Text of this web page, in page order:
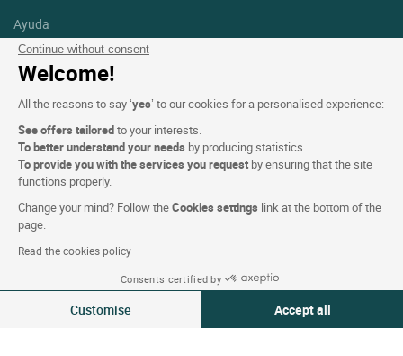
Continue without consent
Welcome!
All the reasons to say ‘yes’ to our cookies for a personalised experience:
See offers tailoredto your interests.
To better understand your needs by producing statistics.
To provide you with the services you request by ensuring that the site
functions properly.
Change your mind? Follow theCookies settings link at the bottom of the
page.
Read the cookies policy
Consents certified by
Customise Accept all
Ayuda
Mapa del sitio
fotografías
Síguenos
Facebook
Instagram
Linkedin
Logis Hotels copyright © 2026 Reservados todos los derechos -